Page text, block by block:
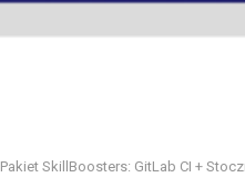
Pakiet SkillBoosters: GitLab CI +